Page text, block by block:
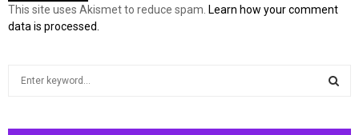
This site uses Akismet to reduce spam. Learn how your comment
data is processed.